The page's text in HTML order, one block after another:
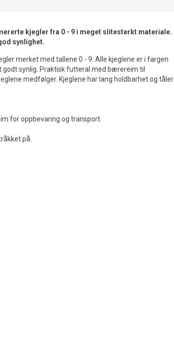
kjegler fra 0 - 9 i meget slitesterkt materiale.
synlighet.
merket med tallene 0 - 9. Alle kjeglene er i fargen
synlig. Praktisk futteral med bærereim til
medfølger. Kjeglene har lang holdbarhet og tåler
for oppbevaring og transport.
på.